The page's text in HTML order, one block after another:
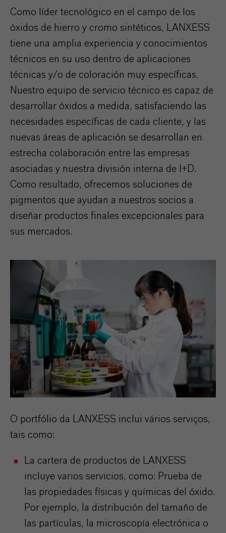
Como líder tecnológico en el campo de los
óxidos de hierro y cromo sintéticos, LANXESS
tiene una amplia experiencia y conocimientos
técnicos en su uso dentro de aplicaciones
técnicas y/o de coloración muy específicas.
Nuestro equipo de servicio técnico es capaz de
desarrollar óxidos a medida, satisfaciendo las
necesidades específicas de cada cliente, y las
nuevas áreas de aplicación se desarrollan en
estrecha colaboración entre las empresas
asociadas y nuestra división interna de I+D.
Como resultado, ofrecemos soluciones de
pigmentos que ayudan a nuestros socios a
diseñar productos finales excepcionales para
sus mercados.
Lanxess
O portfólio da LANXESS inclui vários serviços,
tais como:
La cartera de productos de LANXESS
incluye varios servicios, como: Prueba de
las propiedades físicas y químicas del óxido.
Por ejemplo, la distribución del tamaño de
las partículas, la microscopía electrónica o